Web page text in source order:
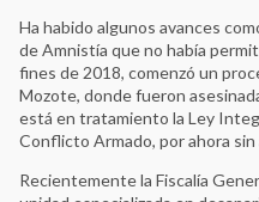
Ha habido algunos avances
de Amnistía que no había
fines de 2018, comenzó un
Mozote, donde fueron
está en tratamiento la Ley
Conflicto Armado, por ahora sin
Recientemente la Fiscalía